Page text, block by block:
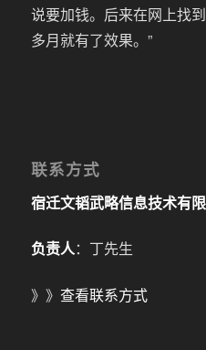
说要加钱。后来在网上找
多月就有了效果。”
联系方式
宿迁文韬武略信息技术有
负责人：丁先生
》》 查看联系方式